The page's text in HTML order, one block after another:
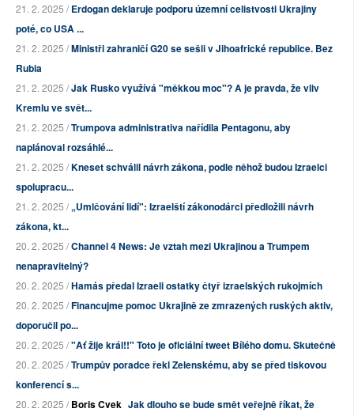
21. 2. 2025 /Erdogan deklaruje podporu územní celistvosti Ukrajiny
poté, co USA ...
21. 2. 2025 /Ministři zahraničí G20 se sešli v Jihoafrické republice. Bez
Rubia
21. 2. 2025 /Jak Rusko využívá "měkkou moc"? A je pravda, že vliv
Kremlu ve svět...
21. 2. 2025 /Trumpova administrativa nařídila Pentagonu, aby
naplánoval rozsáhlé...
21. 2. 2025 /Kneset schválil návrh zákona, podle něhož budou Izraelci
spolupracu...
21. 2. 2025 /„Umlčování lidí": Izraelští zákonodárci předložili návrh
zákona, kt...
20. 2. 2025 /Channel 4 News: Je vztah mezi Ukrajinou a Trumpem
nenapravitelný?
20. 2. 2025 /Hamás předal Izraeli ostatky čtyř izraelských rukojmích
20. 2. 2025 /Financujme pomoc Ukrajině ze zmrazených ruských aktiv,
doporučil po...
20. 2. 2025 /"Ať žije král!!" Toto je oficiální tweet Bílého domu. Skutečně
20. 2. 2025 /Trumpův poradce řekl Zelenskému, aby se před tiskovou
konferencí s...
20. 2. 2025 /Boris Cvek Jak dlouho se bude smět veřejně říkat, že